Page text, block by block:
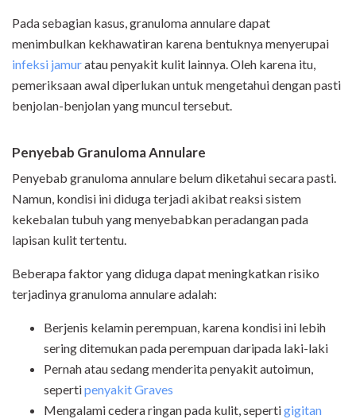
Pada sebagian kasus, granuloma annulare dapat
menimbulkan kekhawatiran karena bentuknya menyerupai
infeksi jamuratau penyakit kulit lainnya. Oleh karena itu,
pemeriksaan awal diperlukan untuk mengetahui dengan pasti
benjolan-benjolan yang muncul tersebut.
Penyebab Granuloma Annulare
Penyebab granuloma annulare belum diketahui secara pasti.
Namun, kondisi ini diduga terjadi akibat reaksi sistem
kekebalan tubuh yang menyebabkan peradangan pada
lapisan kulit tertentu.
Beberapa faktor yang diduga dapat meningkatkan risiko
terjadinya granuloma annulare adalah:
Berjenis kelamin perempuan, karena kondisi ini lebih
sering ditemukan pada perempuan daripada laki-laki
Pernah atau sedang menderita penyakit autoimun,
sepertipenyakit Graves
Mengalami cedera ringan pada kulit, sepertigigitan